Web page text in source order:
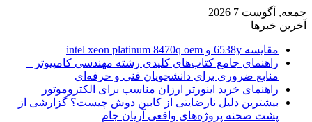
جمعه, آگوست 7 2026
آخرین خبرها
مقایسه 6538y و intel xeon platinum 8470q oem
راهنمای جامع کتاب‌های کلیدی رشته مهندسی کامپیوتر –
منابع ضروری برای دانشجویان فنی و حرفه‌ای
راهنمای خرید اینورتر ارزان مناسب برای الکتروموتور
بیشترین دلیل نارضایتی از کابین دوش چیست؟ گزارشی از
پشت صحنه پروژه‌های واقعی آریان جام